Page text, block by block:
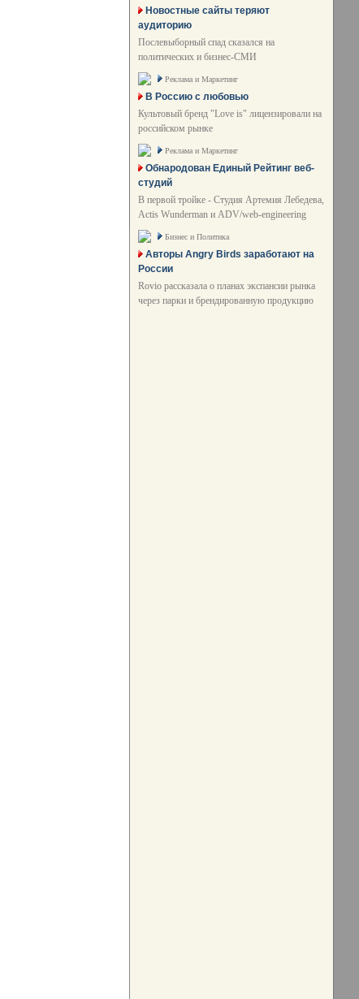
Новостные сайты теряют
аудиторию
Послевыборный спад сказался на
политических и бизнес-СМИ
Реклама и Маркетинг
В Россию с любовью
Культовый бренд "Love is" лицензировали на
российском рынке
Реклама и Маркетинг
Обнародован Единый Рейтинг веб-
студий
В первой тройке - Студия Артемия Лебедева,
Actis Wunderman и ADV/web-engineering
Бизнес и Политика
Авторы Angry Birds заработают на
России
Rovio рассказала о планах экспансии рынка
через парки и брендированную продукцию